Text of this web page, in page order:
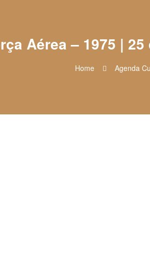
Aérea – 1975 |
Home Agenda